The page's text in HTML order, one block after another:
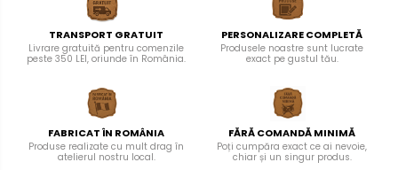
TRANSPORT GRATUIT
Livrare gratuită pentru comenzile
peste 350 LEI, oriunde în România.
PERSONALIZARE COMPLETĂ
Produsele noastre sunt lucrate
exact pe gustul tău.
FABRICAT ÎN ROMÂNIA
Produse realizate cu mult drag în
atelierul nostru local.
FĂRĂ COMANDĂ MINIMĂ
Poți cumpăra exact ce ai nevoie,
chiar și un singur produs.